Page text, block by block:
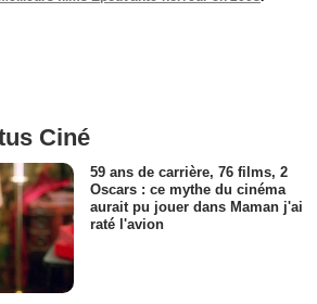
Ciné
59 ans de carrière, 76 films, 2
Oscars : ce mythe du cinéma
aurait pu jouer dans Maman j'ai
raté l'avion